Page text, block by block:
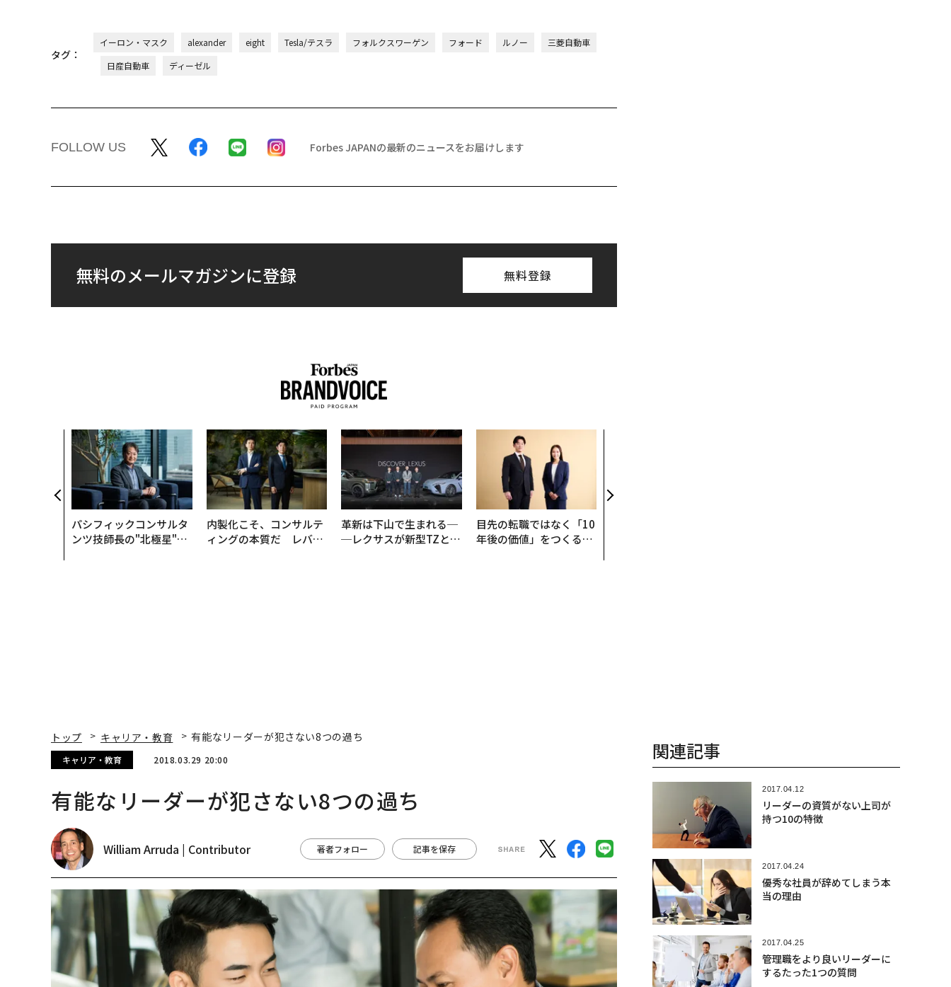
タグ：
イーロン・マスク alexander eight Tesla/テスラ フォルクスワーゲン フォード ルノー
三菱自動車
日産自動車
ディーゼル
FOLLOW US Forbes JAPANの最新のニュースをお届けします
無料のメールマガジンに登録 無料登録
パシフィックコンサルタ
ンツ技師長の"北極星"。
内製化こそ、コンサルテ
ィングの本質だ レバレ
革新は下山で生まれる─
─レクサスが新型TZとE
目先の転職ではなく「10
年後の価値」をつくる─
トップ キャリア・教育 有能なリーダーが犯さない8つの過ち
キャリア・教育 2018.03.29 20:00
有能なリーダーが犯さない8つの過ち
William Arruda | Contributor 著者フォロー 記事を保存
関連記事
2017.04.12
リーダーの資質がない上司が
持つ10の特徴
2017.04.24
優秀な社員が辞めてしまう本
当の理由
2017.04.25
管理職をより良いリーダーに
するたった1つの質問